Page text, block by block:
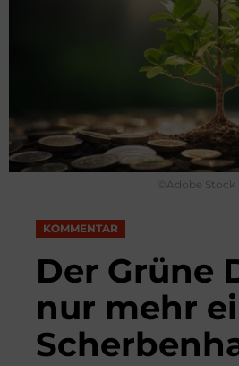
©Adobe Stock
KOMMENTAR
Der Grüne
nur mehr